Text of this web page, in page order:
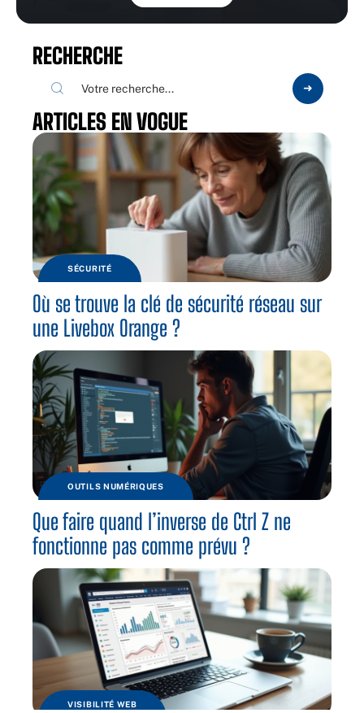
RECHERCHE
ARTICLES EN VOGUE
SÉCURITÉ
Où se trouve la clé de sécurité réseau sur
une Livebox Orange ?
OUTILS NUMÉRIQUES
Que faire quand l’inverse de Ctrl Z ne
fonctionne pas comme prévu ?
VISIBILITÉ WEB